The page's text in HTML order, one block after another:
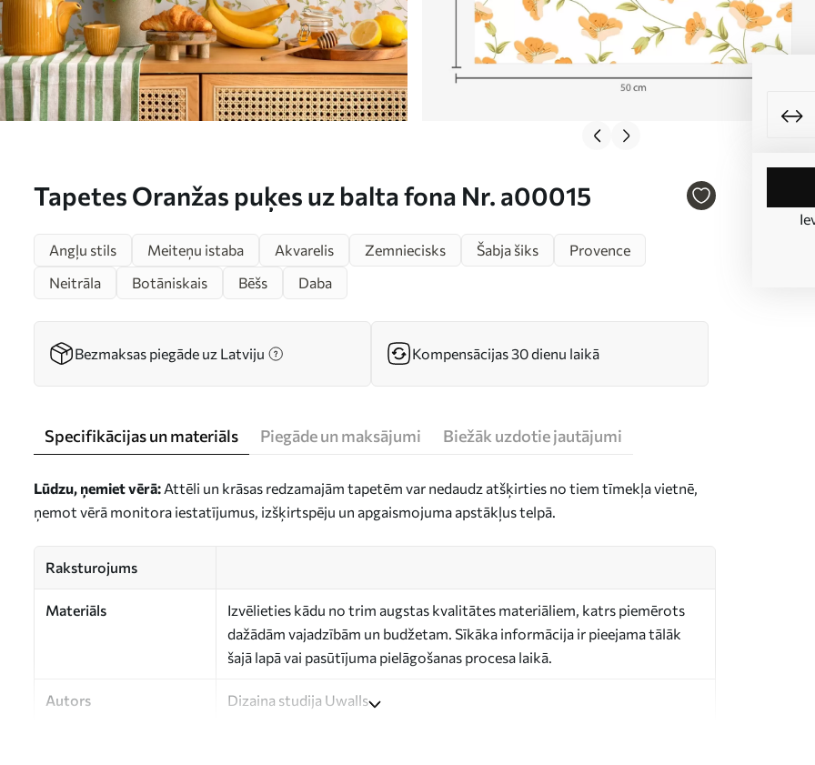
Tapetes Oranžas puķes uz balta fona Nr. a00015
Angļu stils
Meiteņu istaba Akvarelis Zemniecisks Šabja šiks
Provence
Neitrāla
Botāniskais Bēšs Daba
Bezmaksas piegāde uz Latviju Kompensācijas 30 dienu laikā
Specifikācijas un materiāls Piegāde un maksājumi Biežāk uzdotie jautājumi
Lūdzu, ņemiet vērā: Attēli un krāsas redzamajām tapetēm var nedaudz atšķirties no tiem tīmekļa vietnē,
ņemot vērā monitora iestatījumus, izšķirtspēju un apgaismojuma apstākļus telpā.
Raksturojums
Materiāls
Izvēlieties kādu no trim augstas kvalitātes materiāliem, katrs piemērots
dažādām vajadzībām un budžetam. Sīkāka informācija ir pieejama tālāk
šajā lapā vai pasūtījuma pielāgošanas procesa laikā.
Autors Dizaina studija Uwalls